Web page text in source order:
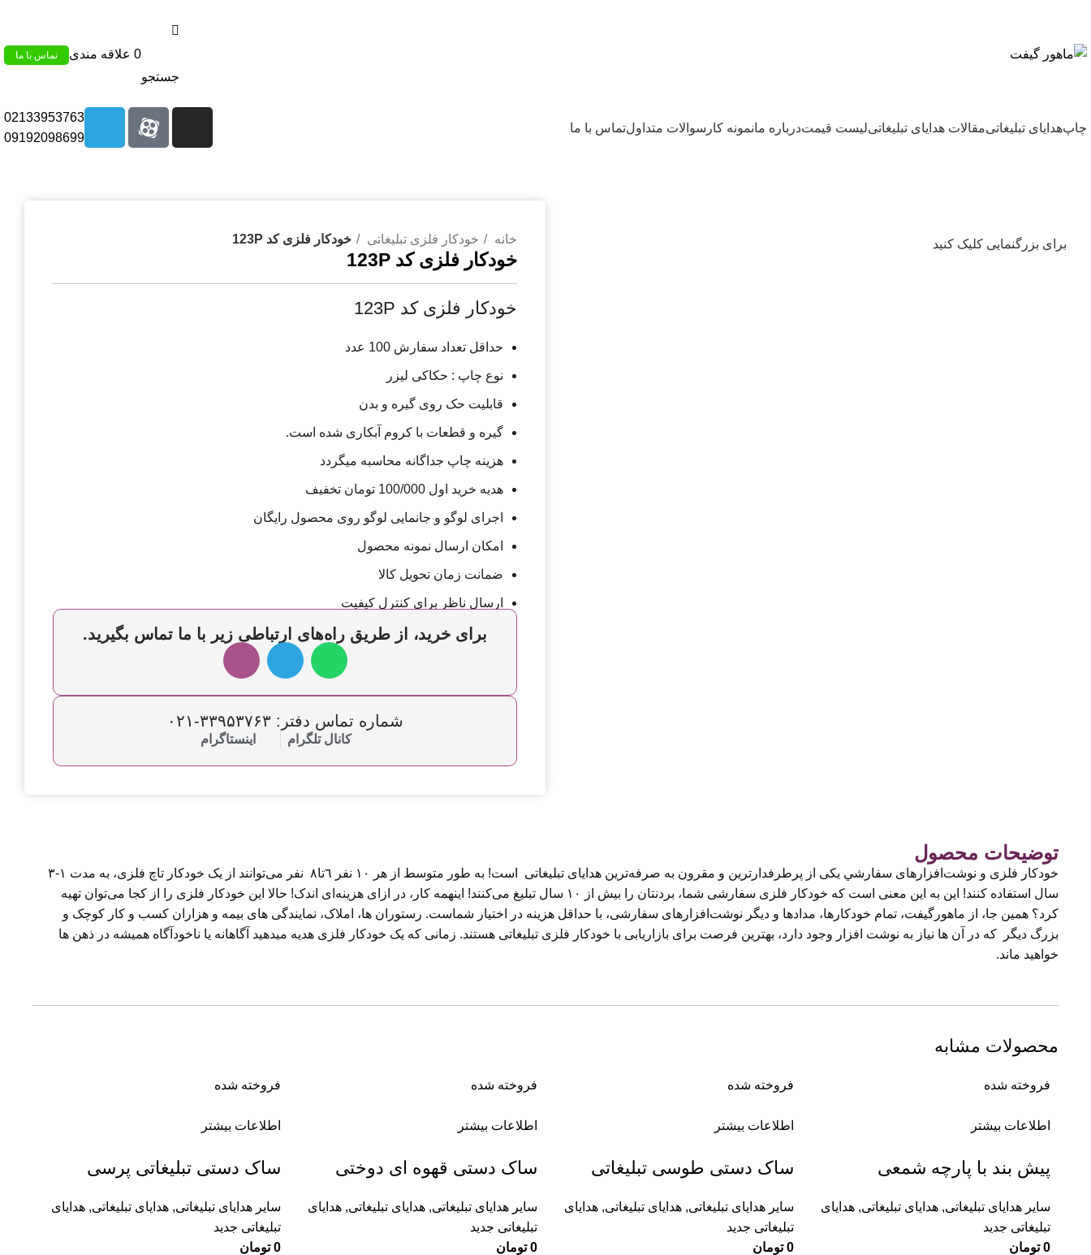
جستجو
0 علاقه مندی تماس با ما
چاپهدایای تبلیغاتیمقالات هدایای تبلیغاتیلیست قیمتدرباره مانمونه کار سوالات متداولتماس با ما
02133953763
09192098699
برای بزرگنمایی کلیک کنید خانه خودکار فلزی تبلیغاتی خودکار فلزی کد 123P
خودکار فلزی کد 123P
خودکار فلزی کد 123P
حداقل تعداد سفارش 100 عدد
نوع چاپ : حکاکی لیزر
قابلیت حک روی گیره و بدن
گیره و قطعات با کروم آبکاری شده است.
هزینه چاپ جداگانه محاسبه میگردد
هدیه خرید اول 100/000 تومان تخفیف
اجرای لوگو و جانمایی لوگو روی محصول رایگان
امکان ارسال نمونه محصول
ضمانت زمان تحویل کالا
ارسال ناظر برای کنترل کیفیت
برای خرید، از طریق راه‌های ارتباطی زیر با ما تماس بگیرید.
شماره تماس دفتر: ۳۳۹۵۳۷۶۳-۰۲۱
کانال تلگرام اینستاگرام
توضیحات محصول
خودکار فلزی و نوشت‌افزارهای سفارشي یکی از پرطرفدارترین و مقرون‌ به‌ صرفه‌ترین هدایای تبلیغاتی است! به طور متوسط از هر ١٠ نفر ٦تا٨ نفر می‌توانند از یک خودکار تاچ فلزی، به مدت ۱-۳
سال استفاده کنند! این به این معنی است که خودکار فلزی سفارشی شما، بردنتان را بیش از ۱۰ سال تبلیغ می‌کنند! اینهمه کار، در ازای هزینه‌ای اندک! حالا این خودکار فلزی را از کجا می‌توان تهیه
کرد؟ همین جا، از ماهورگیفت، تمام خودکارها، مدادها و دیگر نوشت‌افزارهای سفارشی، با حداقل هزینه در اختیار شماست. رستوران ها، املاک، نمایندگی های بیمه و هزاران کسب و کار کوچک و
بزرگ دیگر که در آن ها نیاز به نوشت افزار وجود دارد، بهترین فرصت برای بازاریابی با خودکار فلزی تبلیغاتی هستند. زمانی که یک خودکار فلزی هدیه میدهید آگاهانه یا ناخودآگاه همیشه در ذهن ها
خواهید ماند.
محصولات مشابه
فروخته شده
اطلاعات بیشتر
پیش بند با پارچه شمعی
سایر هدایای تبلیغاتی, هدایای تبلیغاتی, هدایای
تبلیغاتی جدید
0 تومان
فروخته شده
اطلاعات بیشتر
ساک دستی طوسی تبلیغاتی
سایر هدایای تبلیغاتی, هدایای تبلیغاتی, هدایای
تبلیغاتی جدید
0 تومان
فروخته شده
اطلاعات بیشتر
ساک دستی قهوه ای دوختی
سایر هدایای تبلیغاتی, هدایای تبلیغاتی, هدایای
تبلیغاتی جدید
0 تومان
فروخته شده
اطلاعات بیشتر
ساک دستی تبلیغاتی پرسی
سایر هدایای تبلیغاتی, هدایای تبلیغاتی, هدایای
تبلیغاتی جدید
0 تومان